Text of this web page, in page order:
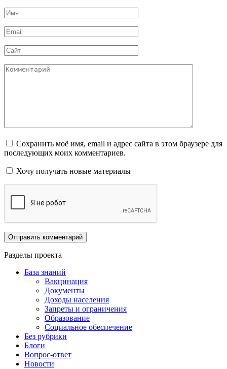
Имя
*
Email
*
Сайт
Комментарий
Сохранить моё имя, email и адрес сайта в этом браузере для
последующих моих комментариев.
Хочу получать новые материалы
Разделы проекта
База знаний
Вакцинация
Документы
Доходы населения
Запреты и ограничения
Образование
Социальное обеспечение
Без рубрики
Блоги
Вопрос-ответ
Новости